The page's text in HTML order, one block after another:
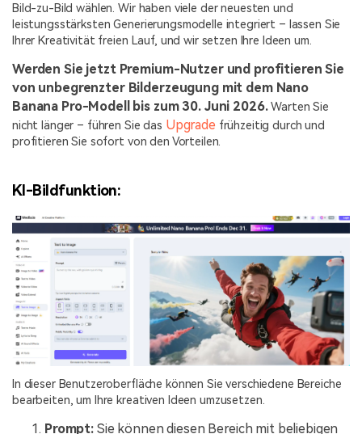
Bild-zu-Bild wählen. Wir haben viele der neuesten und
leistungsstärksten Generierungsmodelle integriert – lassen Sie
Ihrer Kreativität freien Lauf, und wir setzen Ihre Ideen um.
Werden Sie jetzt Premium-Nutzer und profitieren Sie
von unbegrenzter Bilderzeugung mit dem Nano
Banana Pro-Modell bis zum 30. Juni 2026.Warten Sie
nicht länger – führen Sie das Upgrade frühzeitig durch und
profitieren Sie sofort von den Vorteilen.
KI-Bildfunktion:
In dieser Benutzeroberfläche können Sie verschiedene Bereiche
bearbeiten, um Ihre kreativen Ideen umzusetzen.
Prompt: Sie können diesen Bereich mit beliebigen